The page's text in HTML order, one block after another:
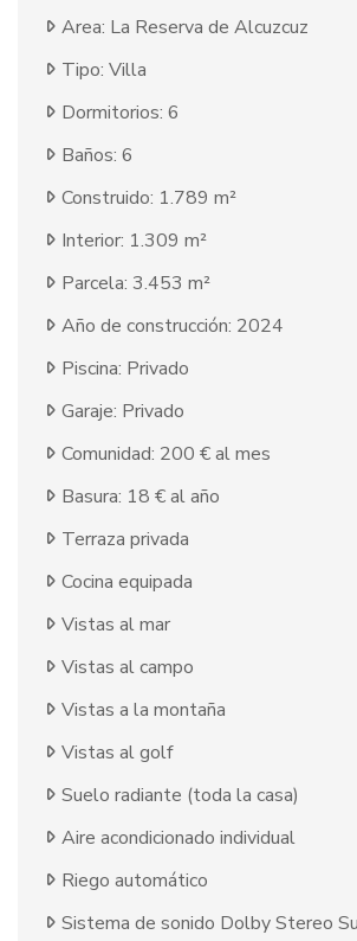
Area: La Reserva de Alcuzcuz
Tipo: Villa
Dormitorios: 6
Baños: 6
Construido: 1.789 m²
Interior: 1.309 m²
Parcela: 3.453 m²
Año de construcción: 2024
Piscina: Privado
Garaje: Privado
Comunidad: 200 € al mes
Basura: 18 € al año
Terraza privada
Cocina equipada
Vistas al mar
Vistas al campo
Vistas a la montaña
Vistas al golf
Suelo radiante (toda la casa)
Aire acondicionado individual
Riego automático
Sistema de sonido Dolby Stereo